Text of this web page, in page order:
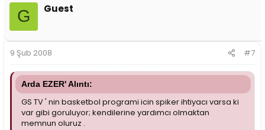
G Guest
9 Şub 2008 #7
Arda EZER' Alıntı:
GS TV ' nin basketbol programi icin spiker ihtiyacı varsa ki
var gibi goruluyor; kendilerine yardımcı olmaktan
memnun oluruz .